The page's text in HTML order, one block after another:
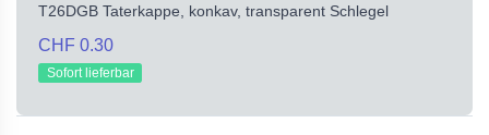
T26DGB Taterkappe, konkav, transparent Schlegel
CHF 0.30
Sofort lieferbar